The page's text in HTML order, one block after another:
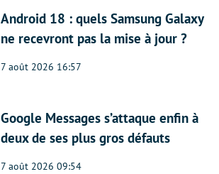
Android 18 : quels Samsung Galaxy
ne recevront pas la mise à jour ?
7 août 2026 16:57
Google Messages s’attaque enfin à
deux de ses plus gros défauts
7 août 2026 09:54